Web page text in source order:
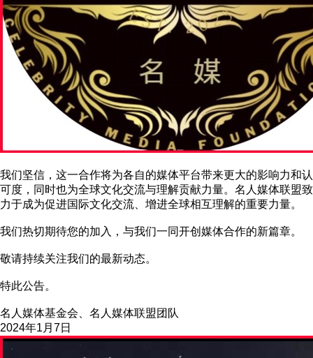
我们坚信，这一合作将为各自的媒体平台带来更大的影响力和认
可度，同时也为全球文化交流与理解贡献力量。名人媒体联盟致
力于成为促进国际文化交流、增进全球相互理解的重要力量。
我们热切期待您的加入，与我们一同开创媒体合作的新篇章。
敬请持续关注我们的最新动态。
特此公告。
名人媒体基金会、名人媒体联盟团队
2024年1月7日